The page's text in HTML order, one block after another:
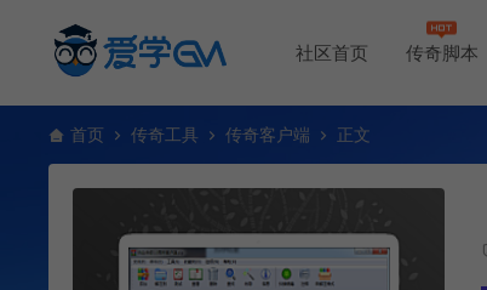
社区首页 传奇脚本
首页 传奇工具 传奇客户端 正文